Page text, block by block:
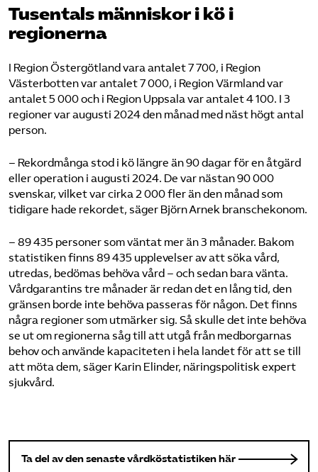
Tusentals människor i kö i
regionerna
I Region Östergötland vara antalet 7 700, i Region
Västerbotten var antalet 7 000, i Region Värmland var
antalet 5 000 och i Region Uppsala var antalet 4 100. I 3
regioner var augusti 2024 den månad med näst högt antal
person.
– Rekordmånga stod i kö längre än 90 dagar för en åtgärd
eller operation i augusti 2024. De var nästan 90 000
svenskar, vilket var cirka 2 000 fler än den månad som
tidigare hade rekordet, säger Björn Arnek branschekonom.
– 89 435 personer som väntat mer än 3 månader. Bakom
statistiken finns 89 435 upplevelser av att söka vård,
utredas, bedömas behöva vård – och sedan bara vänta.
Vårdgarantins tre månader är redan det en lång tid, den
gränsen borde inte behöva passeras för någon. Det finns
några regioner som utmärker sig. Så skulle det inte behöva
se ut om regionerna såg till att utgå från medborgarnas
behov och använde kapaciteten i hela landet för att se till
att möta dem, säger Karin Elinder, näringspolitisk expert
sjukvård.
Ta del av den senaste vårdköstatistiken här